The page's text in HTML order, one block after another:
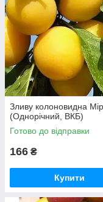
Зливу колоновидна
(Однорічний, ВКБ)
Готово до відправки
166 ₴
Купити